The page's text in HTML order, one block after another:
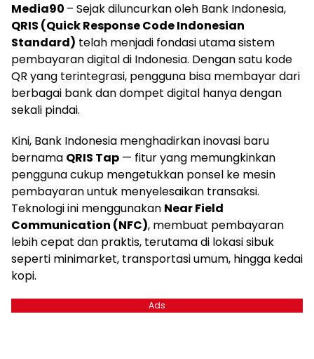
Media90 – Sejak diluncurkan oleh Bank Indonesia,
QRIS (Quick Response Code Indonesian
Standard) telah menjadi fondasi utama sistem
pembayaran digital di Indonesia. Dengan satu kode
QR yang terintegrasi, pengguna bisa membayar dari
berbagai bank dan dompet digital hanya dengan
sekali pindai.
Kini, Bank Indonesia menghadirkan inovasi baru
bernama QRIS Tap — fitur yang memungkinkan
pengguna cukup mengetukkan ponsel ke mesin
pembayaran untuk menyelesaikan transaksi.
Teknologi ini menggunakan Near Field
Communication (NFC), membuat pembayaran
lebih cepat dan praktis, terutama di lokasi sibuk
seperti minimarket, transportasi umum, hingga kedai
kopi.
Ads